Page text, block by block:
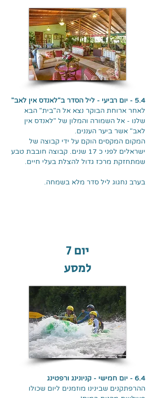
5.4 - יום רביעי - ליל הסדר ב"לאנדס אין לאב"
לאחר ארוחת הבוקר נצא אל ה"בית" הבא
שלנו - אל השמורה והמלון של "לאנדס אין
לאב" אשר ביער העננים.
המקום המקסים הוקם על ידי קבוצה של
ישראלים לפני כ 17 שנים. קבוצה חובבת טבע
שמתחזקת מרכז גדול להצלת בעלי חיים.
בערב נחגוג ליל סדר מלא בשמחה.
יום 7
למסע
6.4 - יום חמישי - קניונינג ורפטינג
ההרפתקנים שבינינו מוזמנים ליום שכולו